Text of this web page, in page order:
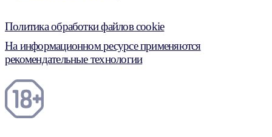
Политика обработки файлов cookie
На информационном ресурсе применяются
рекомендательные технологии